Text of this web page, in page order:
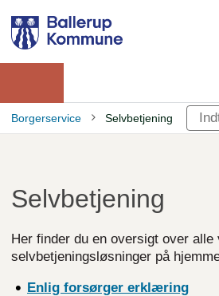
hovedindhold
Primær
navigation
Borgerservice Selvbetjening
Selvbetjening
Her finder du en oversigt over alle
selvbetjeningsløsninger på
Enlig forsørger erklæring